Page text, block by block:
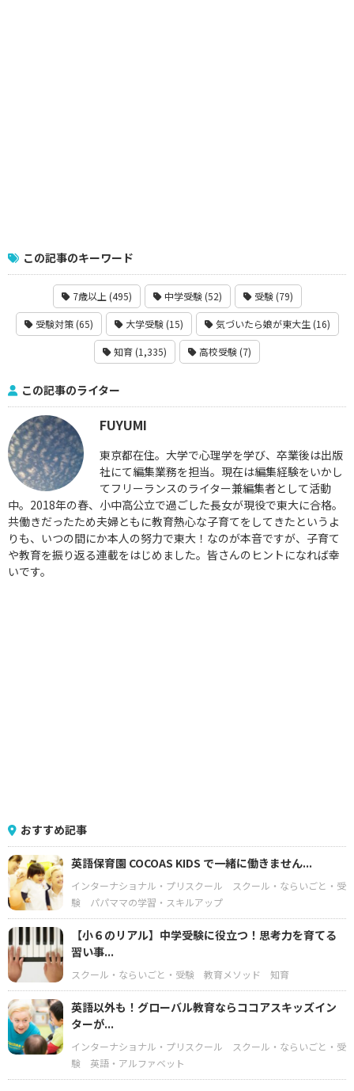
この記事のキーワード
7歳以上 (495) 中学受験 (52) 受験 (79)
受験対策 (65) 大学受験 (15) 気づいたら娘が東大生 (16)
知育 (1,335) 高校受験 (7)
この記事のライター
FUYUMI
東京都在住。大学で心理学を学び、卒業後は出版
社にて編集業務を担当。現在は編集経験をいかし
てフリーランスのライター兼編集者として活動
中。2018年の春、小中高公立で過ごした長女が現役で東大に合格。
共働きだったため夫婦ともに教育熱心な子育てをしてきたというよ
りも、いつの間にか本人の努力で東大！なのが本音ですが、子育て
や教育を振り返る連載をはじめました。皆さんのヒントになれば幸
いです。
おすすめ記事
英語保育園 COCOAS KIDS で一緒に働きません...
インターナショナル・プリスクール
スクール・ならいごと・受
験
パパママの学習・スキルアップ
【小６のリアル】中学受験に役立つ！思考力を育てる
習い事...
スクール・ならいごと・受験 教育メソッド 知育
英語以外も！グローバル教育ならココアスキッズイン
ターが...
インターナショナル・プリスクール
スクール・ならいごと・受
験
英語・アルファベット